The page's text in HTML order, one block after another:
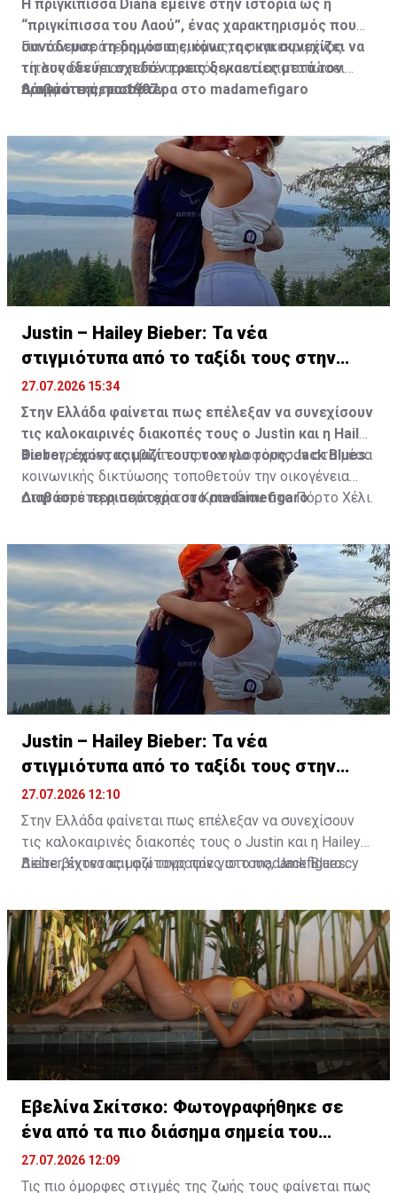
Η πριγκίπισσα Diana έμεινε στην ιστορία ως η
“πριγκίπισσα του Λαού”, ένας χαρακτηρισμός που
συνόδευσε τη δημόσια εικόνα της και συνεχίζει να
τη συνοδεύει σχεδόν τρεις δεκαετίες μετά τον
θάνατό της, το 1997.
Για τον μικρότερο γιο της, όμως, ο συγκεκριμένος
τίτλος δεν ήταν ποτέ αρκετός για να αποτυπώσει
πραγματικά ποια ήταν.
Διαβάστε περισσότερα στο madamefigaro
Justin – Hailey Bieber: Τα νέα
στιγμιότυπα από το ταξίδι τους στην
Ελλάδα
27.07.2026 15:34
Στην Ελλάδα φαίνεται πως επέλεξαν να συνεχίσουν
τις καλοκαιρινές διακοπές τους ο Justin και η Hailey
Bieber, έχοντας μαζί τους τον γιο τους, Jack Blues.
Φωτογραφίες και βίντεο που κυκλοφόρησαν στα μέσα
κοινωνικής δικτύωσης τοποθετούν την οικογένεια
στην ευρύτερη περιοχή του Κρανιδίου στο Πόρτο Χέλι.
Διαβάστε περισσότερα στο madamefigaro
Justin – Hailey Bieber: Τα νέα
στιγμιότυπα από το ταξίδι τους στην
Ελλάδα
27.07.2026 12:10
Στην Ελλάδα φαίνεται πως επέλεξαν να συνεχίσουν
τις καλοκαιρινές διακοπές τους ο Justin και η Hailey
Bieber, έχοντας μαζί τους τον γιο τους, Jack Blues.
στην ευρύτερη περιοχή του Κρανιδίου στο Πόρτο Χέλι.
Δείτε βίντεο και φωτογραφίες στο madamefigaro.cy
Εβελίνα Σκίτσκο: Φωτογραφήθηκε σε
ένα από τα πιο διάσημα σημεία του
πλανήτη
27.07.2026 12:09
Τις πιο όμορφες στιγμές της ζωής τους φαίνεται πως